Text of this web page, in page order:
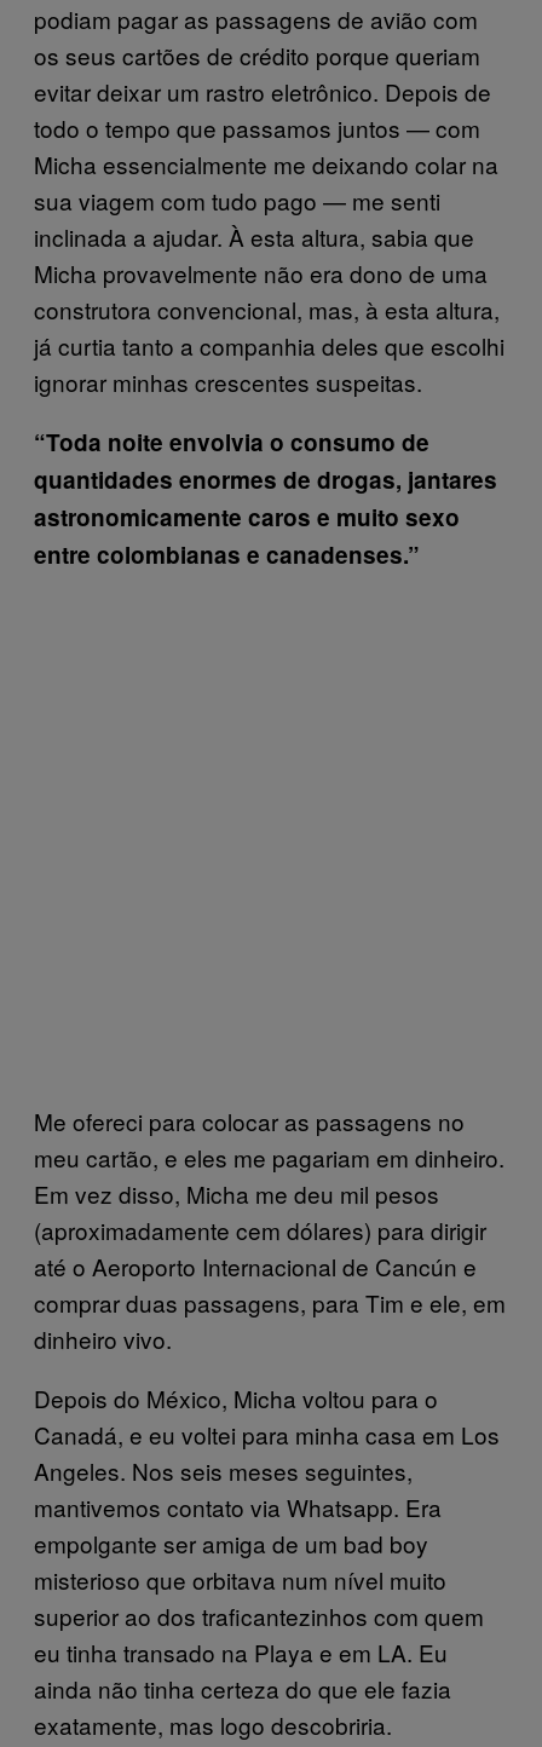
podiam pagar as passagens de avião com
os seus cartões de crédito porque queriam
evitar deixar um rastro eletrônico. Depois de
todo o tempo que passamos juntos — com
Micha essencialmente me deixando colar na
sua viagem com tudo pago — me senti
inclinada a ajudar. À esta altura, sabia que
Micha provavelmente não era dono de uma
construtora convencional, mas, à esta altura,
já curtia tanto a companhia deles que escolhi
ignorar minhas crescentes suspeitas.
“Toda noite envolvia o consumo de
quantidades enormes de drogas, jantares
astronomicamente caros e muito sexo
entre colombianas e canadenses.”
Me ofereci para colocar as passagens no
meu cartão, e eles me pagariam em dinheiro.
Em vez disso, Micha me deu mil pesos
(aproximadamente cem dólares) para dirigir
até o Aeroporto Internacional de Cancún e
comprar duas passagens, para Tim e ele, em
dinheiro vivo.
Depois do México, Micha voltou para o
Canadá, e eu voltei para minha casa em Los
Angeles. Nos seis meses seguintes,
mantivemos contato via Whatsapp. Era
empolgante ser amiga de um bad boy
misterioso que orbitava num nível muito
superior ao dos traficantezinhos com quem
eu tinha transado na Playa e em LA. Eu
ainda não tinha certeza do que ele fazia
exatamente, mas logo descobriria.